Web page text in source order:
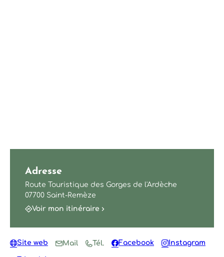
Adresse
Route Touristique des Gorges de l'Ardèche
07700 Saint-Remèze
Voir mon itinéraire
Site web Mail Tél. Facebook Instagram